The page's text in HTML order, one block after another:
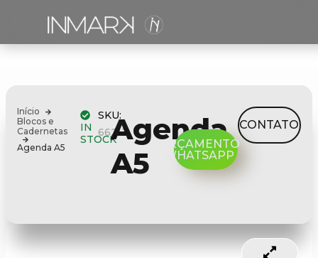
Início
Blocos e
Cadernetas
Agenda A5
IN
STOCK
SKU:
66213
Agenda
A5
ORÇAMENTO
WHATSAPP
CONTATO